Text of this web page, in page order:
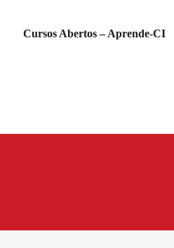
Cursos Abertos – Aprende-CI